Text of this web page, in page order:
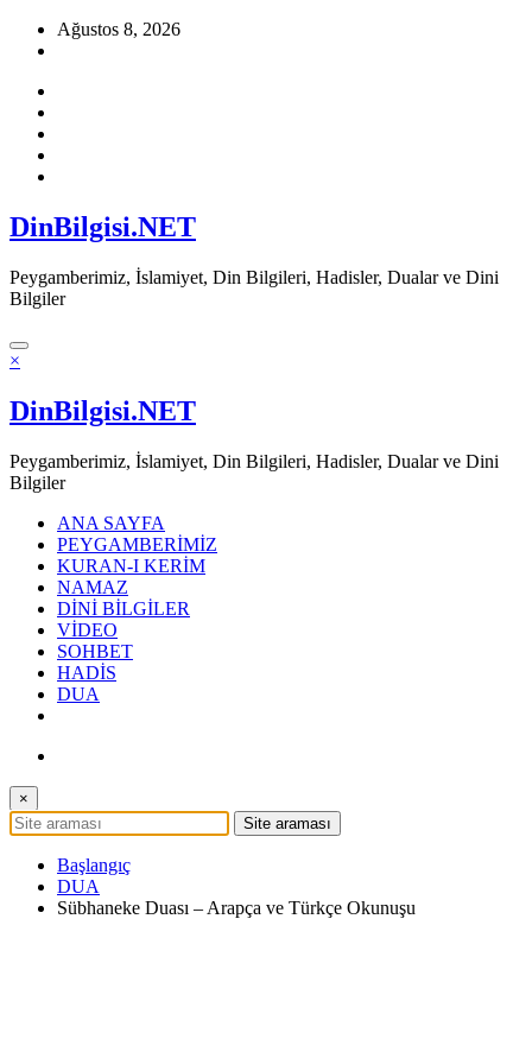
İçeriğe Ağustos 8, 2026
DinBilgisi.NET
Peygamberimiz, İslamiyet, Din Bilgileri, Hadisler, Dualar ve Dini
Bilgiler
×
DinBilgisi.NET
Peygamberimiz, İslamiyet, Din Bilgileri, Hadisler, Dualar ve Dini
Bilgiler
ANA SAYFA
PEYGAMBERİMİZ
KURAN-I KERİM
NAMAZ
DİNİ BİLGİLER
VİDEO
SOHBET
HADİS
DUA
×
Başlangıç
DUA
Sübhaneke Duası – Arapça ve Türkçe Okunuşu